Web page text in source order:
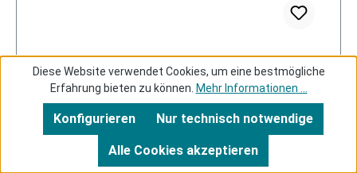
RV, Metall, teilbar, standard, Schwarz, 25 cm
Schmaler Metallreißverschluss in 7 Längen.
Diese Website verwendet Cookies, um eine bestmögliche
Erfahrung bieten zu können. Mehr Informationen ...
Nur technisch notwendige
Konfigurieren
Alle Cookies akzeptieren